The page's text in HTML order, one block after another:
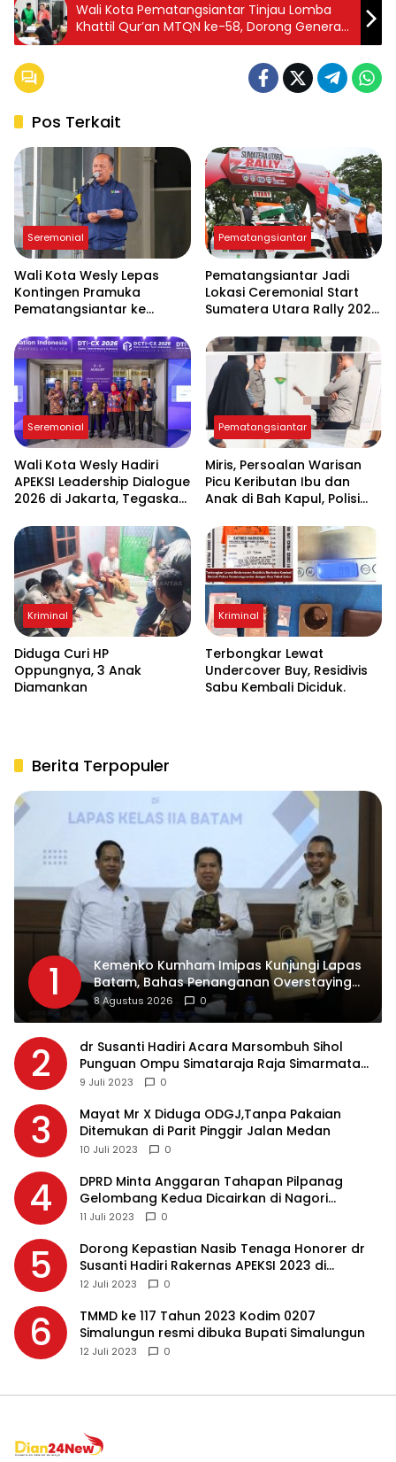
Wali Kota Pematangsiantar Tinjau Lomba
Khattil Qur’an MTQN ke-58, Dorong Generasi
Muda Raih Prestasi Nasional
Pos Terkait
Seremonial
Wali Kota Wesly Lepas
Kontingen Pramuka
Pematangsiantar ke
di Cibubur
Pematangsiantar
Pematangsiantar Jadi
Lokasi Ceremonial Start
Sumatera Utara Rally 2026
Seremonial
Wali Kota Wesly Hadiri
APEKSI Leadership Dialogue
2026 di Jakarta, Tegaskan
Pemko Pematangsiantar
Pematangsiantar
Miris, Persoalan Warisan
Picu Keributan Ibu dan
Anak di Bah Kapul, Polisi
Kriminal
Diduga Curi HP
Oppungnya, 3 Anak
Diamankan
Kriminal
Terbongkar Lewat
Undercover Buy, Residivis
Sabu Kembali Diciduk.
Berita Terpopuler
1
Kemenko Kumham Imipas Kunjungi Lapas
Batam, Bahas Penanganan Overstaying
dan Implementasi KUHP Baru
8 Agustus 2026 0
2
dr Susanti Hadiri Acara Marsombuh Sihol
Punguan Ompu Simataraja Raja Simarmata
Dohot Boruna Kota Siantar
9 Juli 2023 0
3
Mayat Mr X Diduga ODGJ,Tanpa Pakaian
Ditemukan di Parit Pinggir Jalan Medan
10 Juli 2023 0
4
DPRD Minta Anggaran Tahapan Pilpanag
Gelombang Kedua Dicairkan di Nagori
Masing-masing, Ini Alasannya…
11 Juli 2023 0
5
Dorong Kepastian Nasib Tenaga Honorer dr
Susanti Hadiri Rakernas APEKSI 2023 di
Makassar
12 Juli 2023 0
6
TMMD ke 117 Tahun 2023 Kodim 0207
Simalungun resmi dibuka Bupati Simalungun
12 Juli 2023 0